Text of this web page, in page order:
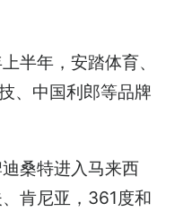
半年，安踏体育、
、中国利郎等品牌
桑特进入马来西
肯尼亚，361度和